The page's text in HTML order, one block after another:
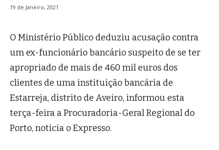
19 de Janeiro, 2021
O Ministério Público deduziu acusação contra
um ex-funcionário bancário suspeito de se ter
apropriado de mais de 460 mil euros dos
clientes de uma instituição bancária de
Estarreja, distrito de Aveiro, informou esta
terça-feira a Procuradoria-Geral Regional do
Porto, noticia o Expresso.